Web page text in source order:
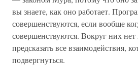
вы знаете, как оно работает.
совершенствуются, если вообще
совершенствуются. Вокруг них нет
предсказать все взаимодействия,
подвергнуться.